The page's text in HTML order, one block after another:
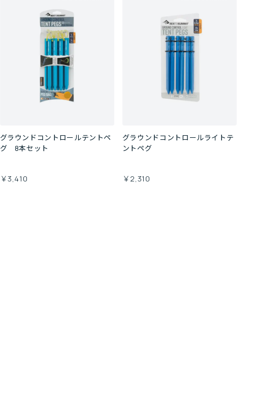
グラウンドコントロールテントペ
グ 8本セット
￥3,410
グラウンドコントロールライトテ
ントペグ
￥2,310